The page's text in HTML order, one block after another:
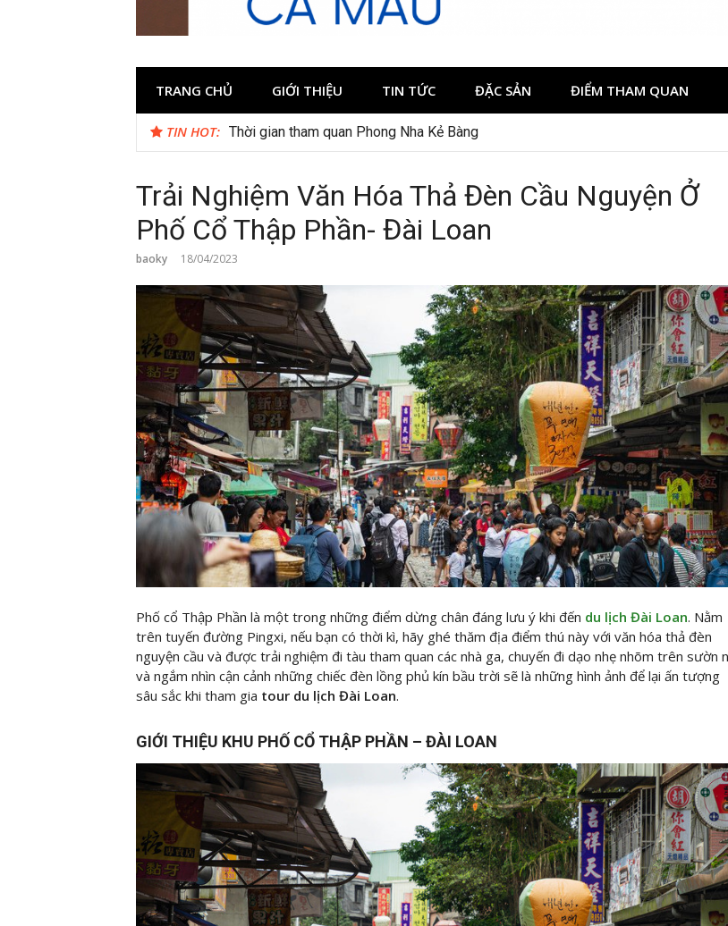
TRANG CHỦ GIỚI THIỆU TIN TỨC ĐẶC SẢN ĐIỂM THAM QUAN
TIN HOT: Thời gian tham quan Phong Nha Kẻ Bàng
Trải Nghiệm Văn Hóa Thả Đèn Cầu Nguyện Ở
Phố Cổ Thập Phần- Đài Loan
baoky 18/04/2023
Phố cổ Thập Phần là một trong những điểm dừng chân đáng lưu ý khi đến du lịch Đài Loan. Nằm
trên tuyến đường Pingxi, nếu bạn có thời kì, hãy ghé thăm địa điểm thú này với văn hóa thả đèn
nguyện cầu và được trải nghiệm đi tàu tham quan các nhà ga, chuyến đi dạo nhẹ nhõm trên sườn
và ngắm nhìn cận cảnh những chiếc đèn lồng phủ kín bầu trời sẽ là những hình ảnh để lại ấn tượng
sâu sắc khi tham gia tour du lịch Đài Loan.
GIỚI THIỆU KHU PHỐ CỔ THẬP PHẦN – ĐÀI LOAN